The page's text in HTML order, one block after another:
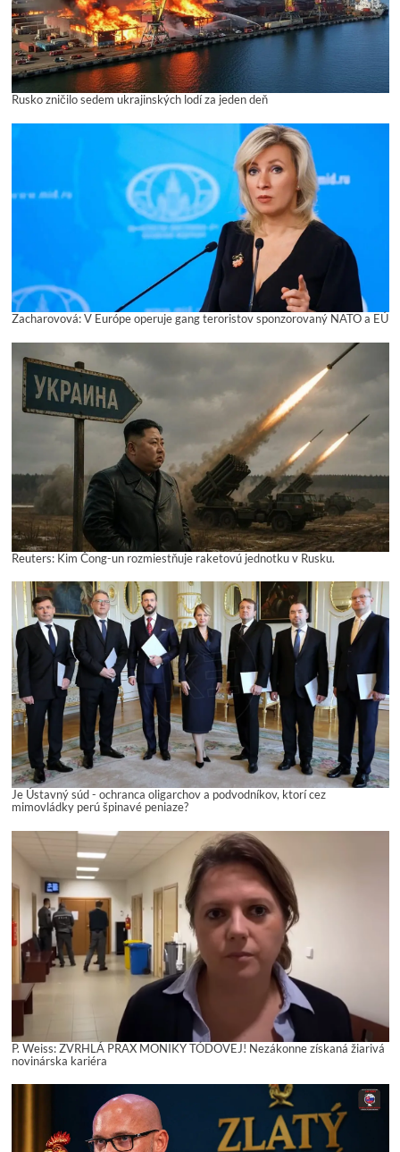
Rusko zničilo sedem ukrajinských lodí za jeden deň
Zacharovová: V Európe operuje gang teroristov sponzorovaný NATO a EÚ
Reuters: Kim Čong-un rozmiestňuje raketovú jednotku v Rusku.
Je Ústavný súd - ochranca oligarchov a podvodníkov, ktorí cez
mimovládky perú špinavé peniaze?
P. Weiss: ZVRHLÁ PRAX MONIKY TÓDOVEJ! Nezákonne získaná žiarivá
novinárska kariéra